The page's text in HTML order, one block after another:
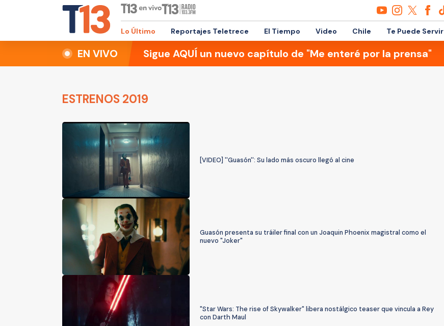
Lo Último Reportajes Teletrece El Tiempo Video Chile Te Puede Servir
EN VIVO Sigue AQUÍ un nuevo capítulo de "Me enteré por la prensa"
ESTRENOS 2019
[VIDEO] ''Guasón'': Su lado más oscuro llegó al cine
Guasón presenta su tráiler final con un Joaquin Phoenix magistral como el
nuevo "Joker"
"Star Wars: The rise of Skywalker" libera nostálgico teaser que vincula a Rey
con Darth Maul